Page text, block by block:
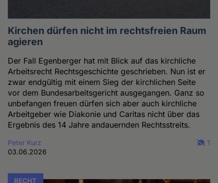
Kirchen dürfen nicht im rechtsfreien Raum
agieren
Der Fall Egenberger hat mit Blick auf das kirchliche
Arbeitsrecht Rechtsgeschichte geschrieben. Nun ist er
zwar endgültig mit einem Sieg der kirchlichen Seite
vor dem Bundesarbeitsgericht ausgegangen. Ganz so
unbefangen freuen dürfen sich aber auch kirchliche
Arbeitgeber wie Diakonie und Caritas nicht über das
Ergebnis des 14 Jahre andauernden Rechtsstreits.
Peter Kurz
03.06.2026
1
RECHT